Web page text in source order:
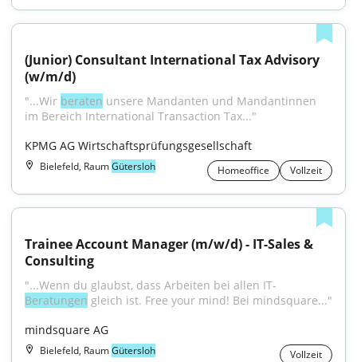
(Junior) Consultant International Tax Advisory
(w/m/d)
"...Wir beraten unsere Mandanten und Mandantinnen
im Bereich International Transaction Tax..."
KPMG AG Wirtschaftsprüfungsgesellschaft
Bielefeld, RaumGütersloh Homeoffice Vollzeit
Trainee Account Manager (m/w/d) - IT-Sales &
Consulting
"...Wenn du glaubst, dass Arbeiten bei allen IT-
Beratungen gleich ist. Free your mind! Bei mindsquare..."
mindsquare AG
Bielefeld, RaumGütersloh Vollzeit